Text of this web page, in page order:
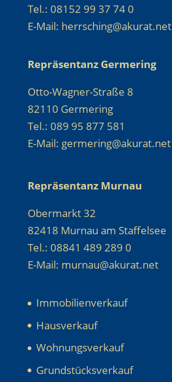
Tel.: 08152 99 37 74 0
E-Mail: herrsching@akurat.net
Repräsentanz Germering
Otto-Wagner-Straße 8
82110 Germering
Tel.: 089 95 877 581
E-Mail: germering@akurat.net
Repräsentanz Murnau
Obermarkt 32
82418 Murnau am Staffelsee
Tel.: 08841 489 289 0
E-Mail: murnau@akurat.net
Immobilienverkauf
Hausverkauf
Wohnungsverkauf
Grundstücksverkauf